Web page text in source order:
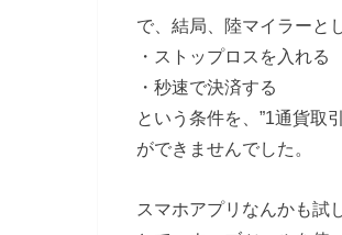
で、結局、陸マイラーと
・ストップロスを入れる
・秒速で決済する
という条件を、”1通貨取
ができませんでした。
スマホアプリなんかも試